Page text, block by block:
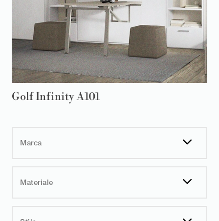
Marca
Materiale
Golf Infinity A101